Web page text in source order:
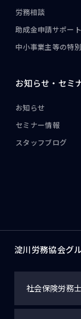
労務相談
助成金申請サポート
中小事業主等の特
お知らせ・ セミ
お知らせ
セミナー情報
スタッフブログ
淀川労務協会グ
社会保険労務